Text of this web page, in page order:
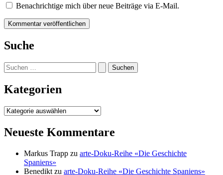
Benachrichtige mich über neue Beiträge via E-Mail.
Suche
Suchen
nach:
Kategorien
Kategorien
Neueste Kommentare
Markus Trapp zu arte-Doku-Reihe «Die Geschichte
Spaniens»
Benedikt zu arte-Doku-Reihe «Die Geschichte Spaniens»